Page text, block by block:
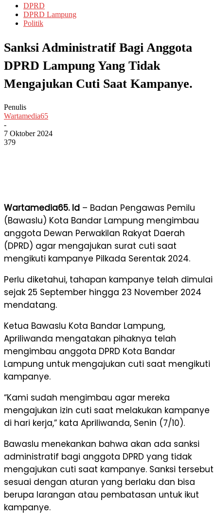
DPRD
DPRD Lampung
Politik
Sanksi Administratif Bagi Anggota
DPRD Lampung Yang Tidak
Mengajukan Cuti Saat Kampanye.
Penulis
Wartamedia65
-
7 Oktober 2024
379
Wartamedia65. Id – Badan Pengawas Pemilu
(Bawaslu) Kota Bandar Lampung mengimbau
anggota Dewan Perwakilan Rakyat Daerah
(DPRD) agar mengajukan surat cuti saat
mengikuti kampanye Pilkada Serentak 2024.
Perlu diketahui, tahapan kampanye telah dimulai
sejak 25 September hingga 23 November 2024
mendatang.
Ketua Bawaslu Kota Bandar Lampung,
Apriliwanda mengatakan pihaknya telah
mengimbau anggota DPRD Kota Bandar
Lampung untuk mengajukan cuti saat mengikuti
kampanye.
“Kami sudah mengimbau agar mereka
mengajukan izin cuti saat melakukan kampanye
di hari kerja,” kata Apriliwanda, Senin (7/10).
Bawaslu menekankan bahwa akan ada sanksi
administratif bagi anggota DPRD yang tidak
mengajukan cuti saat kampanye. Sanksi tersebut
sesuai dengan aturan yang berlaku dan bisa
berupa larangan atau pembatasan untuk ikut
kampanye.